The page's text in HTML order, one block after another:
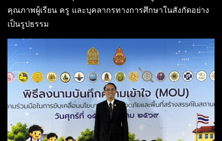
คุณภาพผู้เรียน ครู และบุคลากรทางการศึกษาในสังกัดอย่าง
เป็นรูปธรรม